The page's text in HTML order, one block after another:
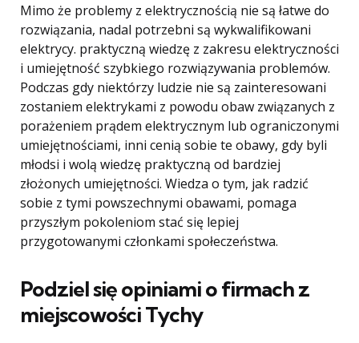
Mimo że problemy z elektrycznością nie są łatwe do
rozwiązania, nadal potrzebni są wykwalifikowani
elektrycy. praktyczną wiedzę z zakresu elektryczności
i umiejętność szybkiego rozwiązywania problemów.
Podczas gdy niektórzy ludzie nie są zainteresowani
zostaniem elektrykami z powodu obaw związanych z
porażeniem prądem elektrycznym lub ograniczonymi
umiejętnościami, inni cenią sobie te obawy, gdy byli
młodsi i wolą wiedzę praktyczną od bardziej
złożonych umiejętności. Wiedza o tym, jak radzić
sobie z tymi powszechnymi obawami, pomaga
przyszłym pokoleniom stać się lepiej
przygotowanymi członkami społeczeństwa.
Podziel się opiniami o firmach z
miejscowości Tychy